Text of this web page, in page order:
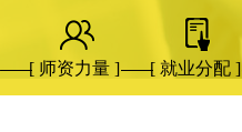
[ 师资力量 ] [ 就业分配 ]